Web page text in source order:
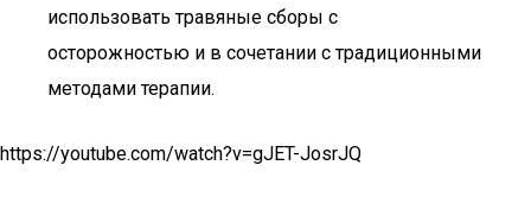
использовать травяные сборы с
осторожностью и в сочетании с традиционными
методами терапии.
https://youtube.com/watch?v=gJET-JosrJQ